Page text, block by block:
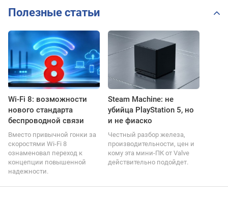
Полезные статьи
Wi-Fi 8: возможности
нового стандарта
беспроводной связи
Вместо привычной гонки за
скоростями Wi-Fi 8
ознаменовал переход к
концепции повышенной
надежности.
Steam Machine: не
убийца PlayStation 5, но
и не фиаско
Честный разбор железа,
производительности, цен и
кому эта мини-ПК от Valve
действительно подойдет.